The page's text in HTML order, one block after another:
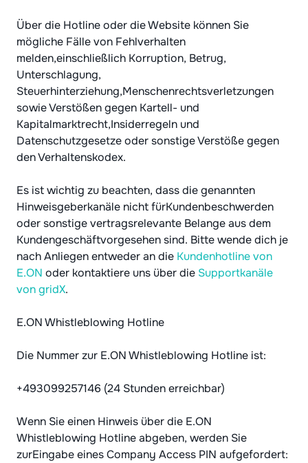
Über die Hotline oder die Website können Sie
mögliche Fälle von Fehlverhalten
melden,einschließlich Korruption, Betrug,
Unterschlagung,
Steuerhinterziehung,Menschenrechtsverletzungen
sowie Verstößen gegen Kartell- und
Kapitalmarktrecht,Insiderregeln und
Datenschutzgesetze oder sonstige Verstöße gegen
den Verhaltenskodex.
Es ist wichtig zu beachten, dass die genannten
Hinweisgeberkanäle nicht fürKundenbeschwerden
oder sonstige vertragsrelevante Belange aus dem
Kundengeschäftvorgesehen sind. Bitte wende dich je
nach Anliegen entweder an die Kundenhotline von
E.ON oder kontaktiere uns über die Supportkanäle
von gridX.
E.ON Whistleblowing Hotline
Die Nummer zur E.ON Whistleblowing Hotline ist:
+493099257146 (24 Stunden erreichbar)
Wenn Sie einen Hinweis über die E.ON
Whistleblowing Hotline abgeben, werden Sie
zurEingabe eines Company Access PIN aufgefordert: